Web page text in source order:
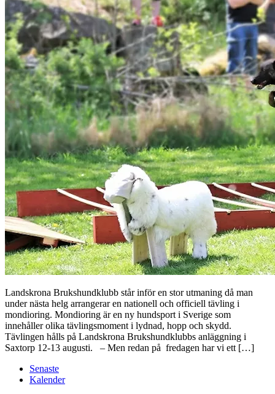
Landskrona Brukshundklubb står inför en stor utmaning då man
under nästa helg arrangerar en nationell och officiell tävling i
mondioring. Mondioring är en ny hundsport i Sverige som
innehåller olika tävlingsmoment i lydnad, hopp och skydd.
Tävlingen hålls på Landskrona Brukshundklubbs anläggning i
Saxtorp 12-13 augusti. – Men redan på fredagen har vi ett […]
Senaste
Kalender